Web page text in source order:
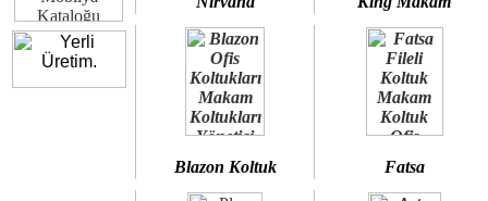
Blazon Koltuk Fatsa